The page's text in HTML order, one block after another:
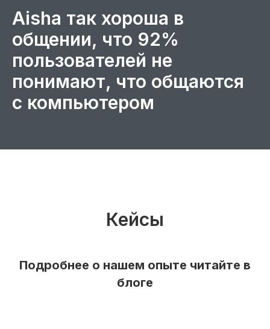
Aisha так хороша в
общении, что 92%
пользователей не
понимают, что общаются
с компьютером
Кейсы
Подробнее о нашем опыте читайте в
блоге